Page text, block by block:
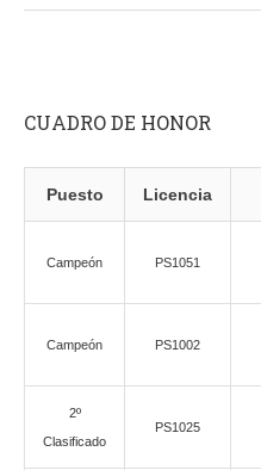
CUADRO DE HONOR
Puesto Licencia
Campeón PS1051
Campeón PS1002
2º
Clasificado
PS1025